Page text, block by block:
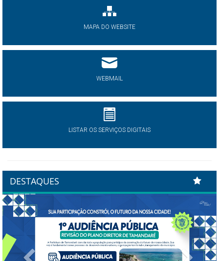
MAPA DO WEBSITE
WEBMAIL
LISTAR OS SERVIÇOS DIGITAIS
DESTAQUES
Previous Next